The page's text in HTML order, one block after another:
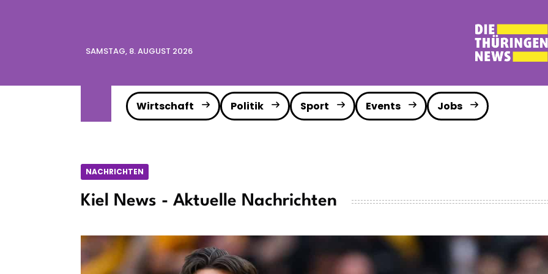
SAMSTAG, 8. AUGUST 2026
Wirtschaft Politik Sport Events Jobs
NACHRICHTEN
Kiel News - Aktuelle Nachrichten